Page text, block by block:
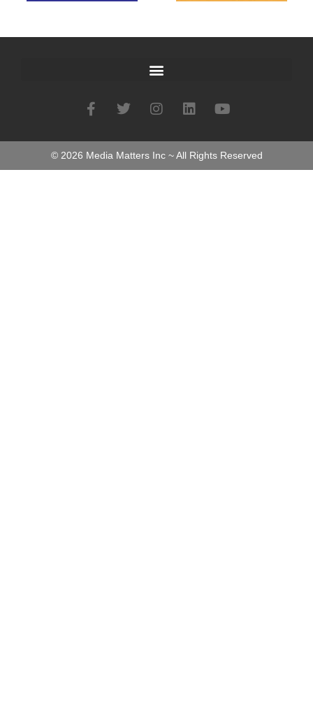
© 2026 Media Matters Inc ~ All Rights Reserved